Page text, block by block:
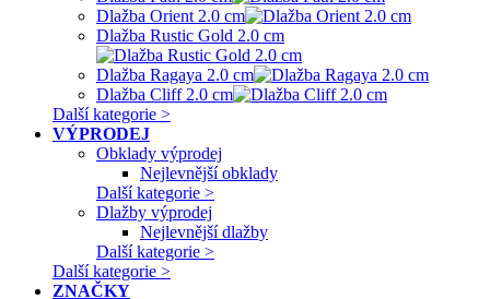
Dlažba Orient 2.0 cm
Dlažba Rustic Gold 2.0 cm
Dlažba Ragaya 2.0 cm
Dlažba Cliff 2.0 cm
Další kategorie >
VÝPRODEJ
Obklady výprodej
Nejlevnější obklady
Další kategorie >
Dlažby výprodej
Nejlevnější dlažby
Další kategorie >
Další kategorie >
ZNAČKY